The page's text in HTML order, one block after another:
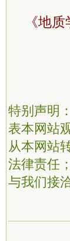
《地
特别声明
表本网站
从本网站
法律责任
与我们接洽